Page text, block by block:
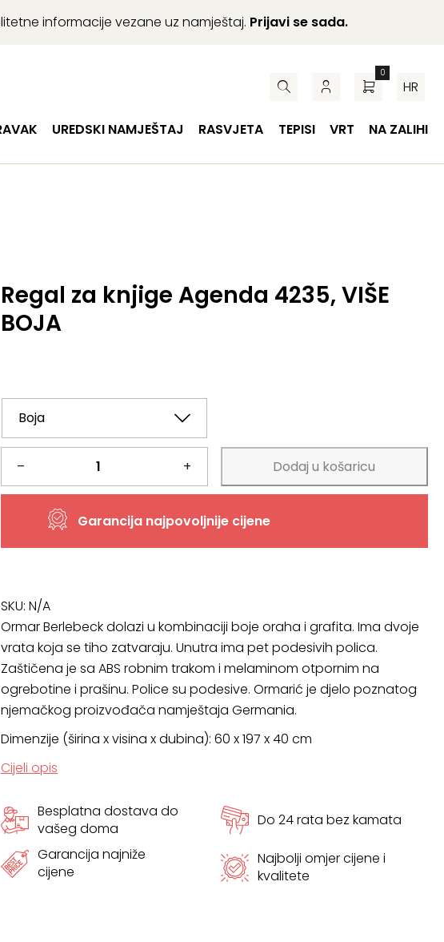
informacije vezane uz namještaj. Prijavi se sada.
0
HR
UREDSKI NAMJEŠTAJ RASVJETA TEPISI VRT NA ZALIHI
Regal za knjige Agenda 4235, VIŠE
BOJA
–
Regal
za
4235,
VIŠE
BOJA
količina
+ Dodaj u košaricu
Garancija najpovoljnije cijene
SKU: N/A
Ormar Berlebeck dolazi u kombinaciji boje oraha i grafita. Ima dvoje
vrata koja se tiho zatvaraju. Unutra ima pet podesivih polica.
Zaštičena je sa ABS robnim trakom i melaminom otpornim na
ogrebotine i prašinu. Police su podesive. Ormarić je djelo poznatog
njemačkog proizvođača namještaja Germania.
Dimenzije (širina x visina x dubina): 60 x 197 x 40 cm
Cijeli opis
Besplatna dostava do
vašeg doma
Do 24 rata bez kamata
Garancija najniže
cijene
Najbolji omjer cijene i
kvalitete